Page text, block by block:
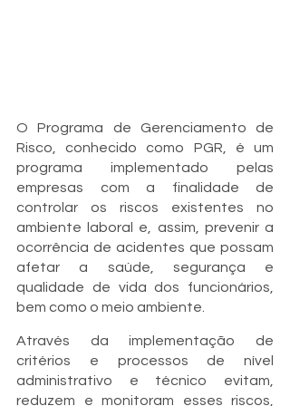
O Programa de Gerenciamento de
Risco, conhecido como PGR, é um
programa implementado pelas
empresas com a finalidade de
controlar os riscos existentes no
ambiente laboral e, assim, prevenir a
ocorrência de acidentes que possam
afetar a saúde, segurança e
qualidade de vida dos funcionários,
bem como o meio ambiente.
Através da implementação de
critérios e processos de nível
administrativo e técnico evitam,
reduzem e monitoram esses riscos